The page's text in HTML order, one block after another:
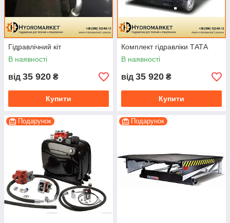
Гідравлічний кіт
В наявності
від 35 920 ₴
Купити
Комплект гідравліки ТАТА
В наявності
від 35 920 ₴
Купити
Подарунок Подарунок